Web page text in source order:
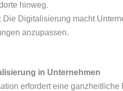
hinweg.
: Die Digitalisierung macht
anzupassen.
in Unternehmen
erfordert eine